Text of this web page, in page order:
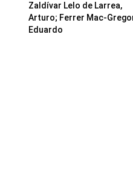
Zaldívar Lelo de Larrea,
Arturo; Ferrer Mac-
Eduardo